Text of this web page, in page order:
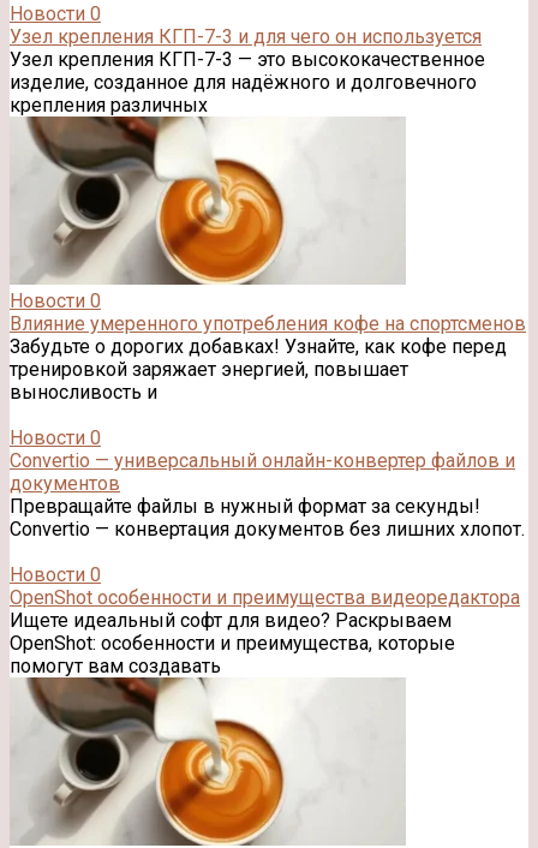
Новости 0
Узел крепления КГП-7-3 и для чего он используется
Узел крепления КГП-7-3 — это высококачественное
изделие, созданное для надёжного и долговечного
крепления различных
Новости 0
Влияние умеренного употребления кофе на спортсменов
Забудьте о дорогих добавках! Узнайте, как кофе перед
тренировкой заряжает энергией, повышает
выносливость и
Новости 0
Convertio — универсальный онлайн-конвертер файлов и
документов
Превращайте файлы в нужный формат за секунды!
Convertio — конвертация документов без лишних хлопот.
Новости 0
OpenShot особенности и преимущества видеоредактора
Ищете идеальный софт для видео? Раскрываем
OpenShot: особенности и преимущества, которые
помогут вам создавать